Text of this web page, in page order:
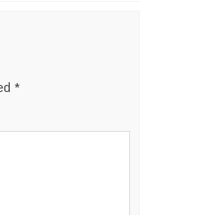
*